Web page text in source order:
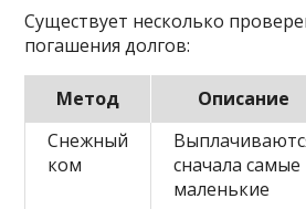
Существует несколько
погашения долгов:
Метод Описание
Снежный
ком
сначала самые
маленькие